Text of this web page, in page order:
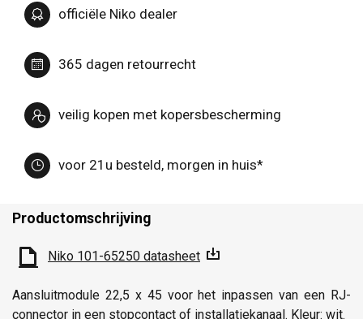
officiële Niko dealer
365 dagen retourrecht
veilig kopen met kopersbescherming
voor 21u besteld, morgen in huis*
Productomschrijving
Niko 101-65250 datasheet
Aansluitmodule 22,5 x 45 voor het inpassen van een RJ-
connector in een stopcontact of installatiekanaal. Kleur: wit.